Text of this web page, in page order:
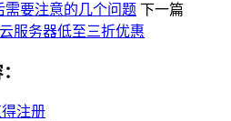
要注意的几个问题 下一篇
服务器低至三折优惠
注册